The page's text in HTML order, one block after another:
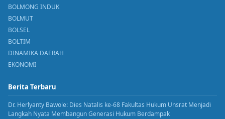
BOLMONG INDUK
BOLMUT
BOLSEL
BOLTIM
DINAMIKA DAERAH
EKONOMI
Berita Terbaru
Dr. Herlyanty Bawole: Dies Natalis ke-68 Fakultas Hukum Unsrat Menjadi
Langkah Nyata Membangun Generasi Hukum Berdampak